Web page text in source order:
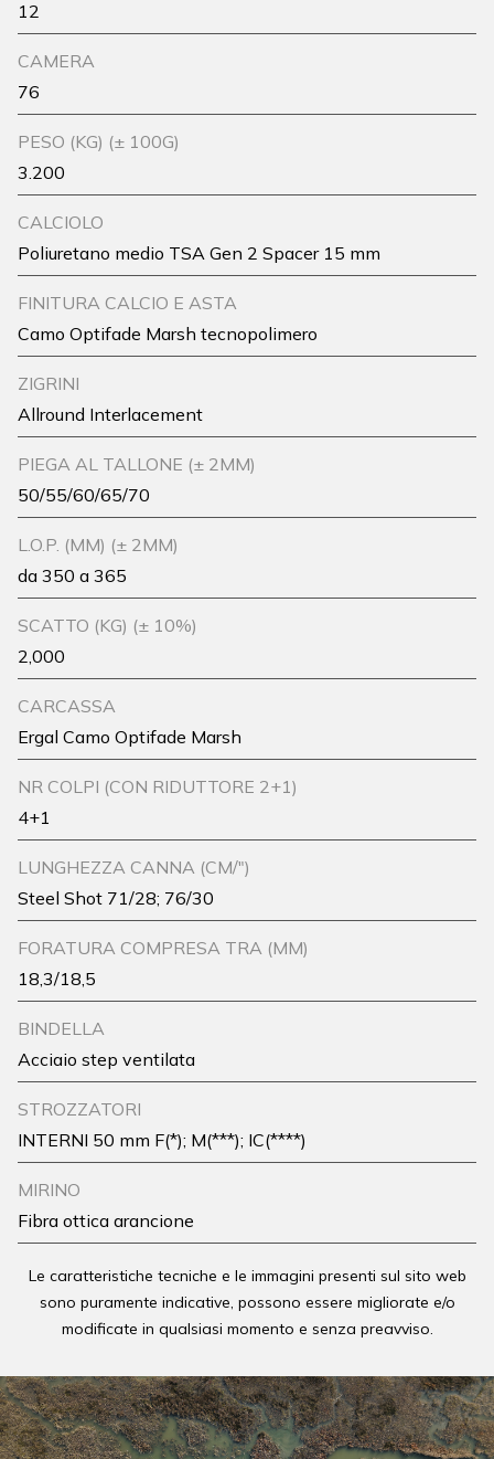
12
CAMERA
76
PESO (KG) (± 100G)
3.200
CALCIOLO
Poliuretano medio TSA Gen 2 Spacer 15 mm
FINITURA CALCIO E ASTA
Camo Optifade Marsh tecnopolimero
ZIGRINI
Allround Interlacement
PIEGA AL TALLONE (± 2MM)
50/55/60/65/70
L.O.P. (MM) (± 2MM)
da 350 a 365
SCATTO (KG) (± 10%)
2,000
CARCASSA
Ergal Camo Optifade Marsh
NR COLPI (CON RIDUTTORE 2+1)
4+1
LUNGHEZZA CANNA (CM/")
Steel Shot 71/28; 76/30
FORATURA COMPRESA TRA (MM)
18,3/18,5
BINDELLA
Acciaio step ventilata
STROZZATORI
INTERNI 50 mm F(*); M(***); IC(****)
MIRINO
Fibra ottica arancione
Le caratteristiche tecniche e le immagini presenti sul sito web
sono puramente indicative, possono essere migliorate e/o
modificate in qualsiasi momento e senza preavviso.